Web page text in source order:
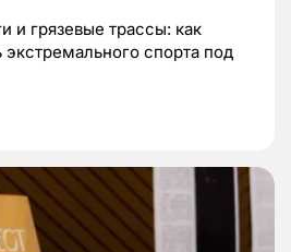
и грязевые трассы: как
спорта под